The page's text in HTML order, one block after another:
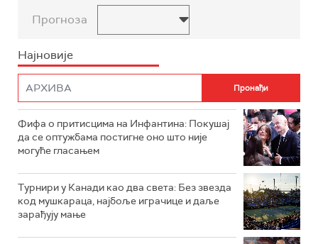
Прогноза
Најновије
Фифа о притисцима на Инфантина: Покушај
да се оптужбама постигне оно што није
могуће гласањем
Турнири у Канади као два света: Без звезда
код мушкараца, најбоље играчице и даље
зарађују мање